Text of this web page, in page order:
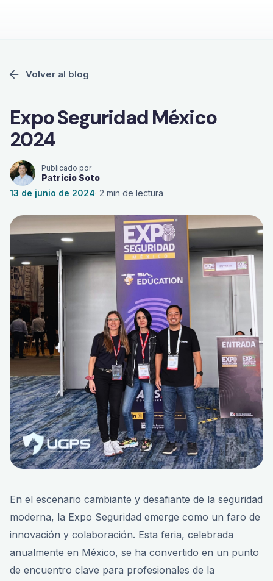
Volver al blog
Expo Seguridad México
2024
Publicado por
Patricio Soto
13 de junio de 2024· 2 min de lectura
En el escenario cambiante y desafiante de la seguridad
moderna, la Expo Seguridad emerge como un faro de
innovación y colaboración. Esta feria, celebrada
anualmente en México, se ha convertido en un punto
de encuentro clave para profesionales de la